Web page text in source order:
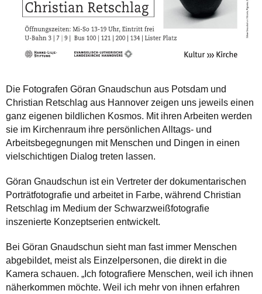
Die Fotografen Göran Gnaudschun aus Potsdam und
Christian Retschlag aus Hannover zeigen uns jeweils einen
ganz eigenen bildlichen Kosmos. Mit ihren Arbeiten werden
sie im Kirchenraum ihre persönlichen Alltags- und
Arbeitsbegegnungen mit Menschen und Dingen in einen
vielschichtigen Dialog treten lassen.
Göran Gnaudschun ist ein Vertreter der dokumentarischen
Porträtfotografie und arbeitet in Farbe, während Christian
Retschlag im Medium der Schwarzweißfotografie
inszenierte Konzeptserien entwickelt.
Bei Göran Gnaudschun sieht man fast immer Menschen
abgebildet, meist als Einzelpersonen, die direkt in die
Kamera schauen. „Ich fotografiere Menschen, weil ich ihnen
näherkommen möchte. Weil ich mehr von ihnen erfahren